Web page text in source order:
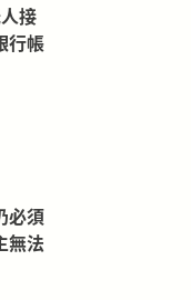
接
行帳
必須
無法